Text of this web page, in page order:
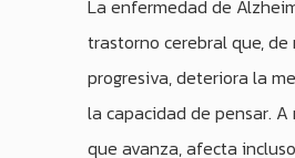
La enfermedad de
trastorno cerebral que, de
progresiva, deteriora la
la capacidad de pensar. A
que avanza, afecta